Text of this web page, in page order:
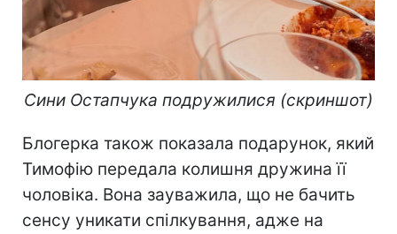
Сини Остапчука подружилися (скриншот)
Блогерка також показала подарунок, який
Тимофію передала колишня дружина її
чоловіка. Вона зауважила, що не бачить
сенсу уникати спілкування, адже на